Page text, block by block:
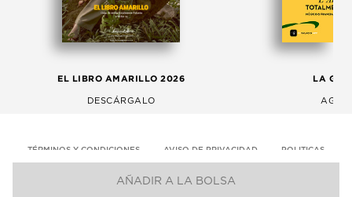
AÑADIR A LA BOLSA
EL LIBRO AMARILLO 2026
DESCÁRGALO
LA
TÉRMINOS Y CONDICIONES AVISO DE PRIVACIDAD POLITICAS